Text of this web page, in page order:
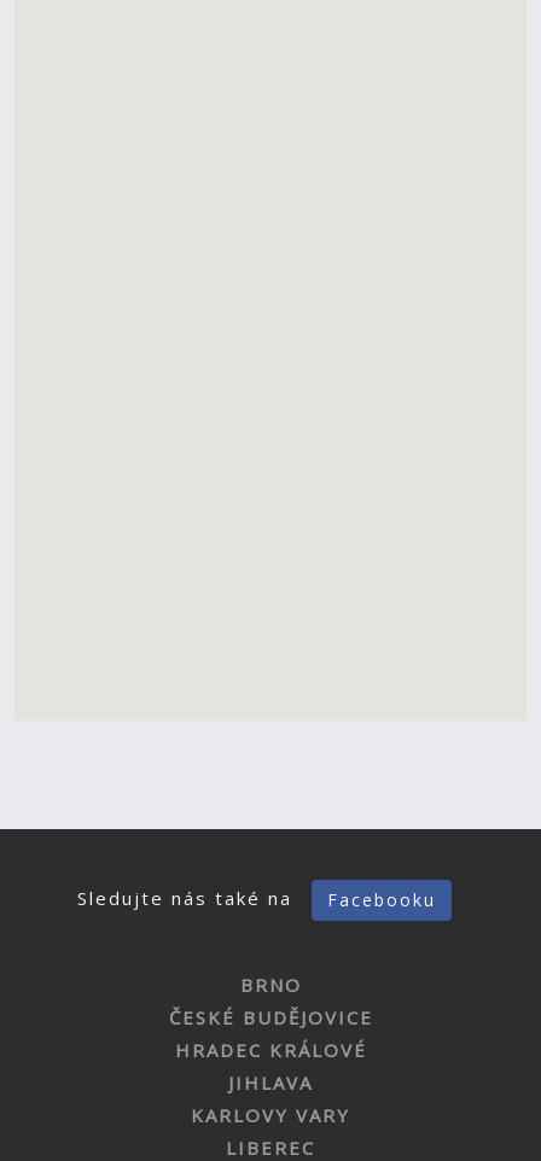
Sledujte nás také na Facebooku
BRNO
ČESKÉ BUDĚJOVICE
HRADEC KRÁLOVÉ
JIHLAVA
KARLOVY VARY
LIBEREC